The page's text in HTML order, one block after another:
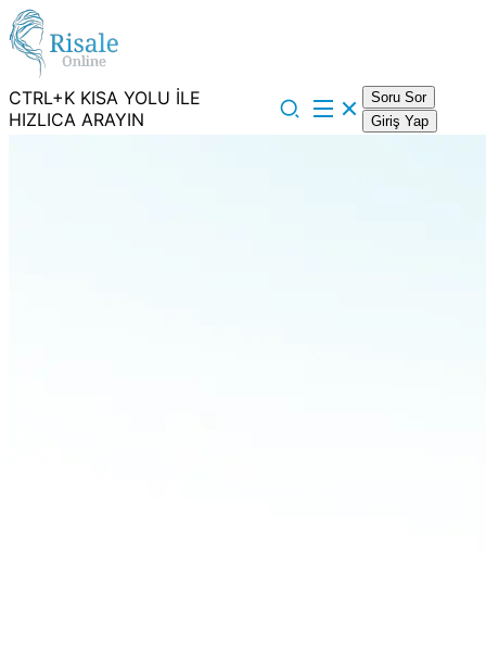
CTRL+K KISA YOLU İLE
HIZLICA ARAYIN
Soru Sor
Giriş Yap